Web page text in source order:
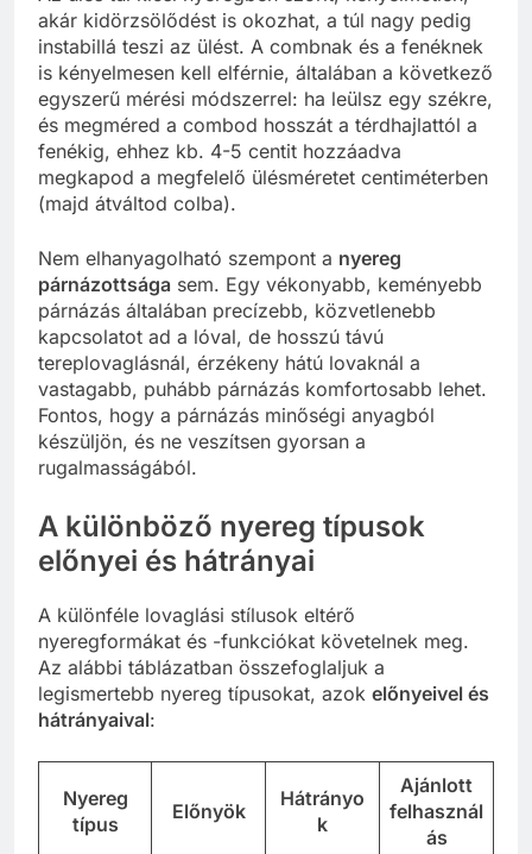
akár kidörzsölődést is okozhat, a túl nagy pedig
instabillá teszi az ülést. A combnak és a fenéknek
is kényelmesen kell elférnie, általában a következő
egyszerű mérési módszerrel: ha leülsz egy székre,
és megméred a combod hosszát a térdhajlattól a
fenékig, ehhez kb. 4-5 centit hozzáadva
megkapod a megfelelő ülésméretet centiméterben
(majd átváltod colba).
Nem elhanyagolható szempont a nyereg
párnázottsága sem. Egy vékonyabb, keményebb
párnázás általában precízebb, közvetlenebb
kapcsolatot ad a lóval, de hosszú távú
tereplovaglásnál, érzékeny hátú lovaknál a
vastagabb, puhább párnázás komfortosabb lehet.
Fontos, hogy a párnázás minőségi anyagból
készüljön, és ne veszítsen gyorsan a
rugalmasságából.
A különböző nyereg típusok
előnyei és hátrányai
A különféle lovaglási stílusok eltérő
nyeregformákat és -funkciókat követelnek meg.
Az alábbi táblázatban összefoglaljuk a
legismertebb nyereg típusokat, azok előnyeivel és
hátrányaival:
Nyereg
típus
Előnyök
Hátrányo
k
Ajánlott
felhasznál
ás